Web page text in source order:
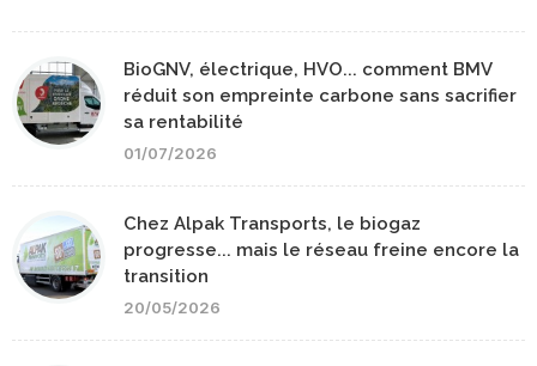
BioGNV, électrique, HVO... comment BMV
réduit son empreinte carbone sans sacrifier
sa rentabilité
01/07/2026
Chez Alpak Transports, le biogaz
progresse... mais le réseau freine encore la
transition
20/05/2026